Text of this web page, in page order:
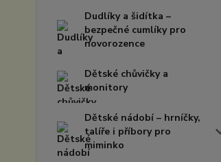
Dudlíky a šidítka –
bezpečné cumlíky pro
novorozence
Dětské chůvičky a
monitory
Dětské nádobí – hrníčky,
talíře i příbory pro
miminko